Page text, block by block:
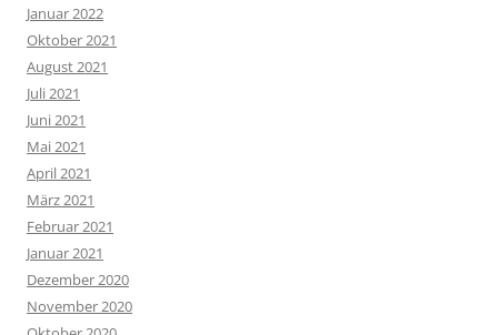
Januar 2022
Oktober 2021
August 2021
Juli 2021
Juni 2021
Mai 2021
April 2021
März 2021
Februar 2021
Januar 2021
Dezember 2020
November 2020